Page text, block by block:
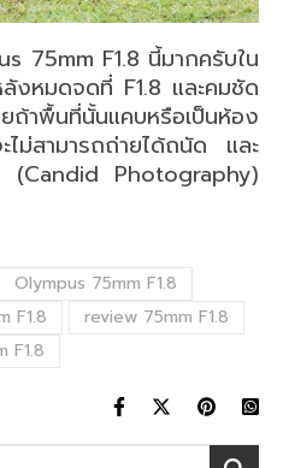
75mm F1.8 นี้มากครับใน
งหมดจดที่ F1.8 และคมชัด
าพื้นที่นั้นแคบหรือเป็นห้อง
ม่สามารถถ่ายได้ถนัด และ
(Candid Photography)
Olympus 75mm F1.8
F1.8
review 75mm F1.8
F1.8